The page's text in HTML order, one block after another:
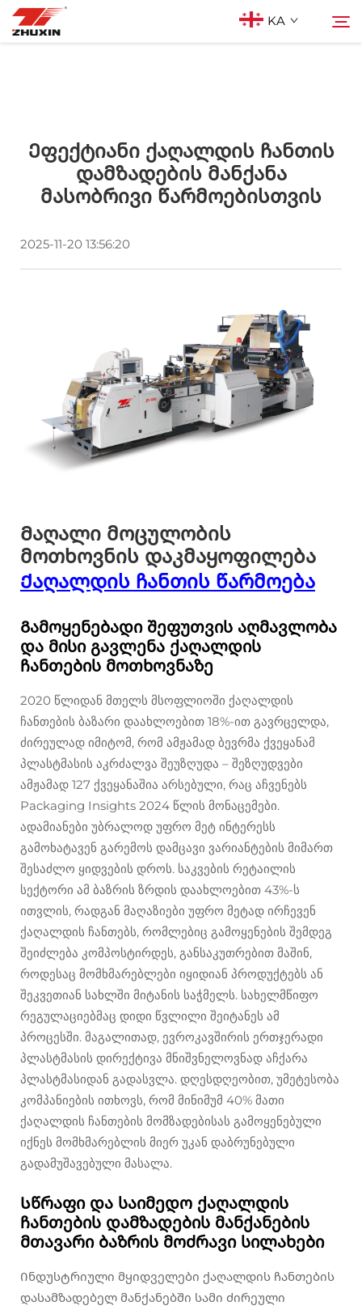
KA
Აპლიკაციები
Კომპანია
Სიახლეები
Ხშირად დასმული კითხვები
Ეფექტიანი Ქაღალდის Ჩანთის
Დამზადების Მანქანა
Მასობრივი Წარმოებისთვის
2025-11-20 13:56:20
Მაღალი მოცულობის
მოთხოვნის დაკმაყოფილება
Ქაღალდის ჩანთის წარმოება
Გამოყენებადი შეფუთვის აღმავლობა
და მისი გავლენა ქაღალდის
ჩანთების მოთხოვნაზე
2020 წლიდან მთელს მსოფლიოში ქაღალდის
ჩანთების ბაზარი დაახლოებით 18%-ით გავრცელდა,
ძირეულად იმიტომ, რომ ამჟამად ბევრმა ქვეყანამ
პლასტმასის აკრძალვა შეუზღუდა – შეზღუდვები
ამჟამად 127 ქვეყანაშია არსებული, რაც აჩვენებს
Packaging Insights 2024 წლის მონაცემები.
ადამიანები უბრალოდ უფრო მეტ ინტერესს
გამოხატავენ გარემოს დამცავი ვარიანტების მიმართ
შესაძლო ყიდვების დროს. საკვების რეტაილის
სექტორი ამ ბაზრის ზრდის დაახლოებით 43%-ს
ითვლის, რადგან მაღაზიები უფრო მეტად ირჩევენ
ქაღალდის ჩანთებს, რომლებიც გამოყენების შემდეგ
შეიძლება კომპოსტირდეს, განსაკუთრებით მაშინ,
როდესაც მომხმარებლები იყიდიან პროდუქტებს ან
შეკვეთიან სახლში მიტანის საჭმელს. სახელმწიფო
რეგულაციებმაც დიდი წვლილი შეიტანეს ამ
პროცესში. მაგალითად, ევროკავშირის ერთჯერადი
პლასტმასის დირექტივა მნიშვნელოვნად აჩქარა
პლასტმასიდან გადასვლა. დღესდღეობით, უმეტესობა
კომპანიების ითხოვს, რომ მინიმუმ 40% მათი
ქაღალდის ჩანთების მომზადებისას გამოყენებული
იქნეს მომხმარებლის მიერ უკან დაბრუნებული
გადამუშავებული მასალა.
Სწრაფი და საიმედო ქაღალდის
ჩანთების დამზადების მანქანების
მთავარი ბაზრის მოძრავი სილახები
Ინდუსტრიული მყიდველები ქაღალდის ჩანთების
დასამზადებელ მანქანებში სამი ძირეული